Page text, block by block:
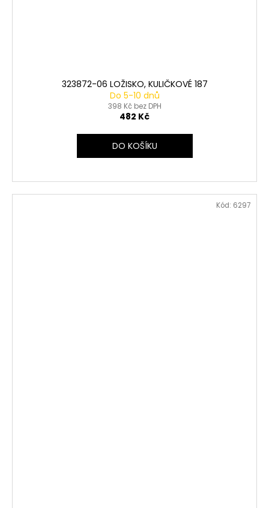
323872-06 LOŽISKO, KULIČKOVÉ 187
Do 5-10 dnů
398 Kč bez DPH
482 Kč
DO KOŠÍKU
Kód: 6297